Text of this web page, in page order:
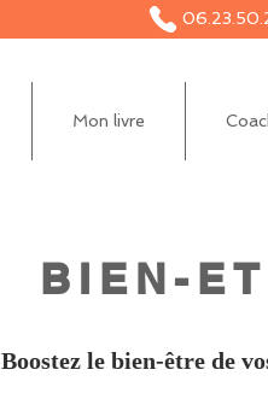
Mon livre
BIEN-
Boostez le bien-être de